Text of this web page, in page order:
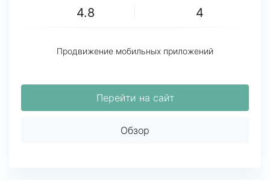
4.8 4
Продвижение мобильных приложений
Перейти на сайт
Обзор